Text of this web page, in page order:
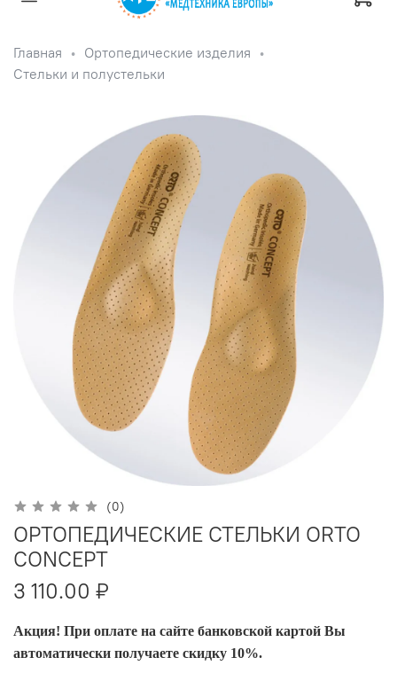
Главная
Ортопедические изделия
Стельки и полустельки
(0)
ОРТОПЕДИЧЕСКИЕ СТЕЛЬКИ ORTO
CONCEPT
3 110.00 ₽
Акция! При оплате на сайте банковской картой Вы
автоматически получаете скидку 10%.